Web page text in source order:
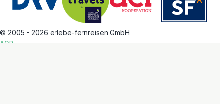
© 2005 - 2026 erlebe-fernreisen GmbH
AGB